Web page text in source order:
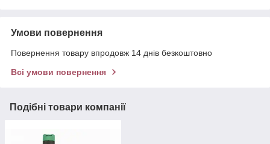
Умови повернення
Повернення товару впродовж 14 днів безкоштовно
Всі умови повернення
Подібні товари компанії